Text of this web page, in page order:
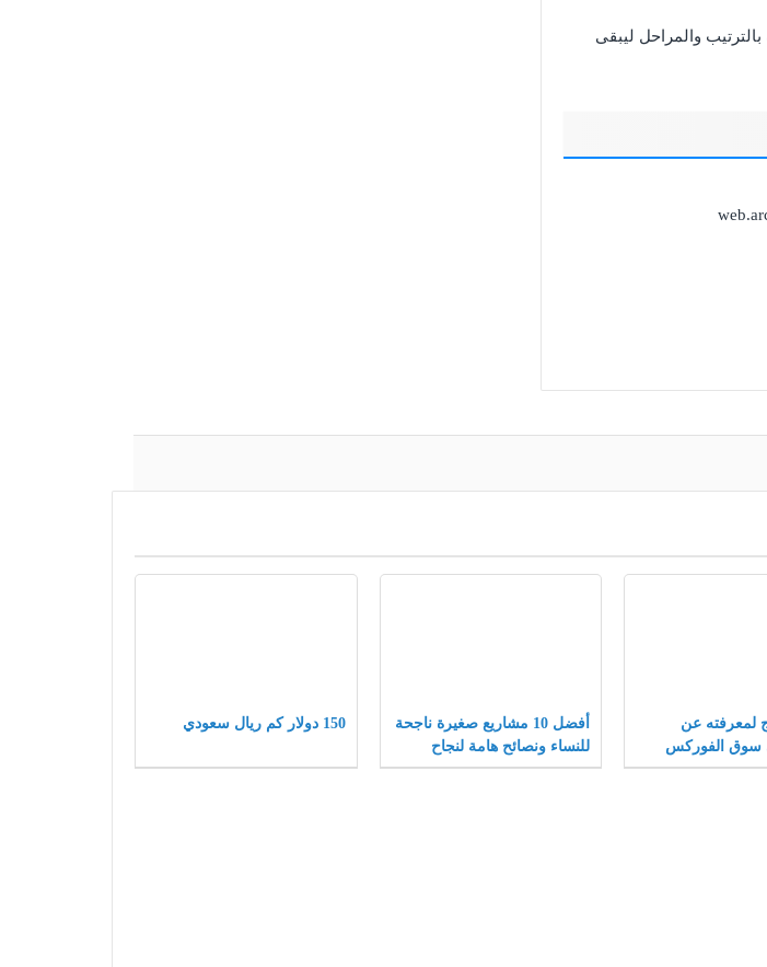
والمراحل ليبقى
لمعرفته عن
سوق الفوركس
أفضل 10 مشاريع صغيرة ناجحة
للنساء ونصائح هامة لنجاح
المشاريع الصغيرة
150 دولار كم ريال سعودي